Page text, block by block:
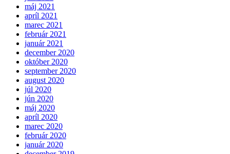
máj 2021
apríl 2021
marec 2021
február 2021
január 2021
december 2020
október 2020
september 2020
august 2020
júl 2020
jún 2020
máj 2020
apríl 2020
marec 2020
február 2020
január 2020